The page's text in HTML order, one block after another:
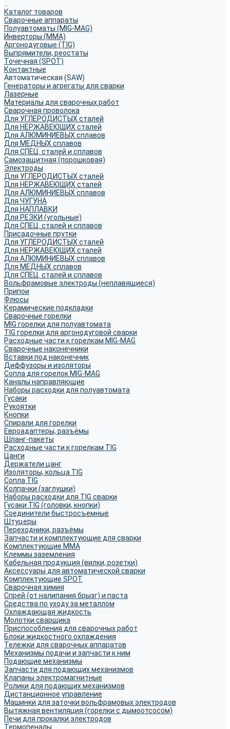
Каталог товаров
Сварочные аппараты
Полуавтоматы (MIG-MAG)
Инверторы (MMA)
Аргонодуговые (TIG)
Выпрямители, реостаты
Точечная (SPOT)
Контактные
Автоматическая (SAW)
Генераторы и агрегаты для сварки
Лазерные
Материалы для сварочных работ
Сварочная проволока
Для УГЛЕРОДИСТЫХ сталей
Для НЕРЖАВЕЮЩИХ сталей
Для АЛЮМИНИЕВЫХ сплавов
Для МЕДНЫХ сплавов
Для СПЕЦ. сталей и сплавов
Самозащитная (порошковая)
Электроды
Для УГЛЕРОДИСТЫХ сталей
Для НЕРЖАВЕЮЩИХ сталей
Для АЛЮМИНИЕВЫХ сплавов
Для ЧУГУНА
Для НАПЛАВКИ
Для РЕЗКИ (угольные)
Для СПЕЦ. сталей и сплавов
Присадочные прутки
Для УГЛЕРОДИСТЫХ сталей
Для НЕРЖАВЕЮЩИХ сталей
Для АЛЮМИНИЕВЫХ сплавов
Для МЕДНЫХ сплавов
Для СПЕЦ. сталей и сплавов
Вольфрамовые электроды (неплавящиеся)
Припои
Флюсы
Керамические подкладки
Сварочные горелки
MIG горелки для полуавтомата
TIG горелки для аргонодуговой сварки
Расходные части к горелкам MIG-MAG
Сварочные наконечники
Вставки под наконечник
Диффузоры и изоляторы
Сопла для горелок MIG-MAG
Каналы направляющие
Наборы расходки для полуавтомата
Гусаки
Рукоятки
Кнопки
Спирали для горелки
Евроадаптеры, разъёмы
Шланг-пакеты
Расходные части к горелкам TIG
Цанги
Держатели цанг
Изоляторы, кольца TIG
Сопла TIG
Колпачки (заглушки)
Наборы расходки для TIG сварки
Гусаки TIG (головки, кнопки)
Соединители быстросъемные
Штуцеры
Переходники, разъёмы
Запчасти и комплектующие для сварки
Комплектующие ММА
Клеммы заземления
Кабельная продукция (вилки, розетки)
Аксессуары для автоматической сварки
Комплектующие SPOT
Сварочная химия
Спрей (от налипания брызг) и паста
Средства по уходу за металлом
Охлаждающая жидкость
Молотки сварщика
Приспособления для сварочных работ
Блоки жидкостного охлаждения
Тележки для сварочных аппаратов
Механизмы подачи и запчасти к ним
Подающие механизмы
Запчасти для подающих механизмов
Клапаны электромагнитные
Ролики для подающих механизмов
Дистанционное управление
Машинки для заточки вольфрамовых электродов
Вытяжная вентиляция (горелки с дымоотсосом)
Печи для прокалки электродов
Термопеналы